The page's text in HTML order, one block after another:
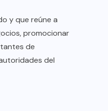
y que reúne a
promocionar
de
del